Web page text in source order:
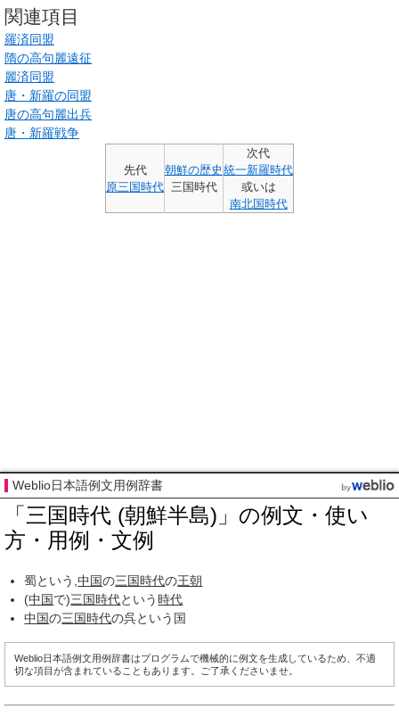
関連項目
羅済同盟
隋の高句麗遠征
麗済同盟
唐・新羅の同盟
唐の高句麗出兵
唐・新羅戦争
先代
原三国時代
朝鮮の歴史
三国時代
次代
統一新羅時代
或いは
南北国時代
Weblio日本語例文用例辞書
「三国時代 (朝鮮半島)」の例文・使い
方・用例・文例
蜀という,中国の三国時代の王朝
(中国で)三国時代という時代
中国の三国時代の呉という国
Weblio日本語例文用例辞書はプログラムで機械的に例文を生成しているため、不適
切な項目が含まれていることもあります。ご了承くださいませ。